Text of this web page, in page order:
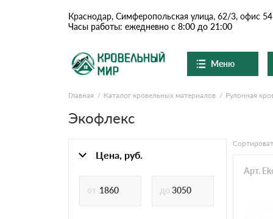
Краснодар, Симферопольская улица, 62/3, офис 54
Часы работы: ежедневно с 8:00 до 21:00
Меню
О компании
Доставка и оплата
Вопросы-ответы
Ондулин и шифер
Сланцевая кровля
Главная Каталог кровельных материалов Рулонная
Экофлекс
Цена, руб.
Арт.